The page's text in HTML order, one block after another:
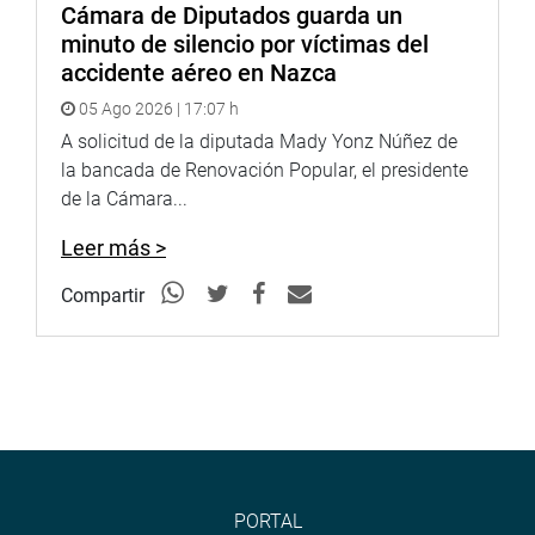
JUNÍN
total disposición para gestionar las mejoras necesarias.
Cámara de Diputados guarda un
minuto de silencio por víctimas del
accidente aéreo en Nazca
05 Ago 2026 | 17:07 h
A solicitud de la diputada Mady Yonz Núñez de
la bancada de Renovación Popular, el presidente
de la Cámara...
Leer más >
Compartir
PORTAL